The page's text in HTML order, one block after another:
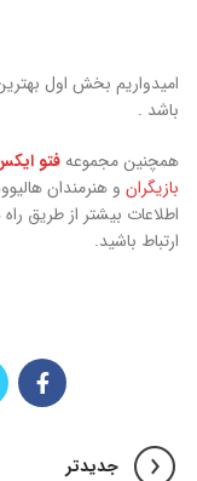
امیدواریم بخش اول
باشد .
همچنین مجموعهفتو
بازیگران و هنرمندان
اطلاعات بیشتر از طریق
ارتباط باشید.
جدیدتر